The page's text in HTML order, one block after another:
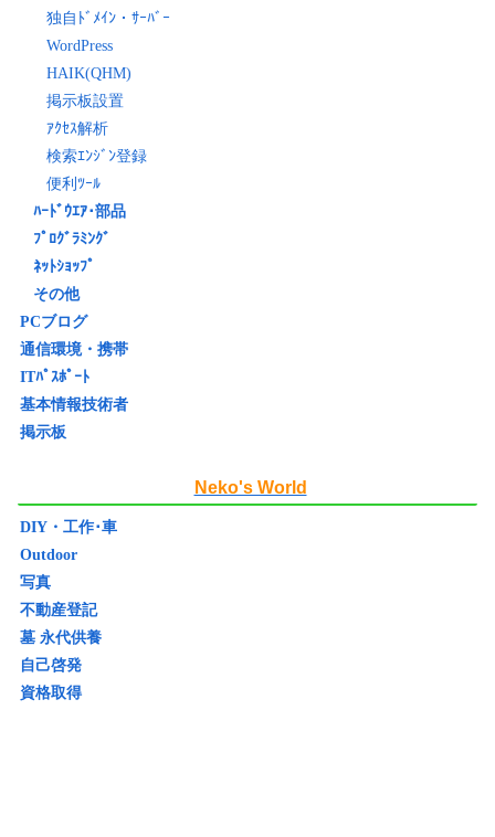
独自ﾄﾞﾒｲﾝ・ｻｰﾊﾞｰ
WordPress
HAIK(QHM)
掲示板設置
ｱｸｾｽ解析
検索ｴﾝｼﾞﾝ登録
便利ﾂｰﾙ
ﾊｰﾄﾞｳｴｱ･部品
ﾌﾟﾛｸﾞﾗﾐﾝｸﾞ
ﾈｯﾄｼｮｯﾌﾟ
その他
PCブログ
通信環境・携帯
ITﾊﾟｽﾎﾟｰﾄ
基本情報技術者
掲示板
Neko's World
DIY・工作･車
Outdoor
写真
不動産登記
墓 永代供養
自己啓発
資格取得